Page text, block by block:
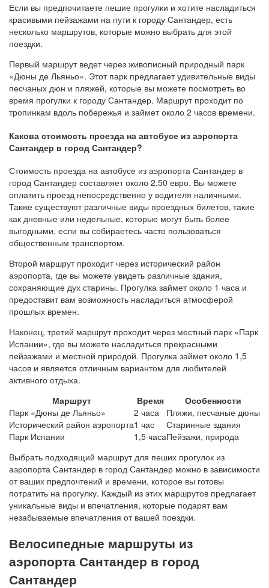
Если вы предпочитаете пешие прогулки и хотите насладиться
красивыми пейзажами на пути к городу Сантандер, есть
несколько маршрутов, которые можно выбрать для этой
поездки.
Первый маршрут ведет через живописный природный парк
«Дюны де Льяньо». Этот парк предлагает удивительные виды
песчаных дюн и пляжей, которые вы можете посмотреть во
время прогулки к городу Сантандер. Маршрут проходит по
тропинкам вдоль побережья и займет около 2 часов времени.
Какова стоимость проезда на автобусе из аэропорта
Сантандер в город Сантандер?
Стоимость проезда на автобусе из аэропорта Сантандер в
город Сантандер составляет около 2,50 евро. Вы можете
оплатить проезд непосредственно у водителя наличными.
Также существуют различные виды проездных билетов, такие
как дневные или недельные, которые могут быть более
выгодными, если вы собираетесь часто пользоваться
общественным транспортом.
Второй маршрут проходит через исторический район
аэропорта, где вы можете увидеть различные здания,
сохраняющие дух старины. Прогулка займет около 1 часа и
предоставит вам возможность насладиться атмосферой
прошлых времен.
Наконец, третий маршрут проходит через местный парк «Парк
Испании», где вы можете насладиться прекрасными
пейзажами и местной природой. Прогулка займет около 1,5
часов и является отличным вариантом для любителей
активного отдыха.
Маршрут
Время
Особенности
Парк «Дюны де Льяньо»
2 часа
Пляжи, песчаные дюны
Исторический район аэропорта1 час
Старинные здания
Парк Испании
1,5 часаПейзажи, природа
Выбрать подходящий маршрут для пеших прогулок из
аэропорта Сантандер в город Сантандер можно в зависимости
от ваших предпочтений и времени, которое вы готовы
потратить на прогулку. Каждый из этих маршрутов предлагает
уникальные виды и впечатления, которые подарят вам
незабываемые впечатления от вашей поездки.
Велосипедные маршруты из
аэропорта Сантандер в город
Сантандер